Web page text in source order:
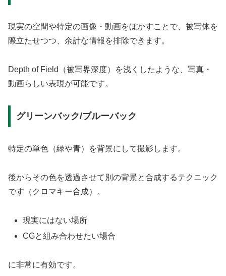
現実の空間や特定の画像・動画をぼかすことで、被写体を
際立たせつつ、余計な情報を排除できます。
Depth of Field（被写界深度）を浅くしたような、写真・
動画らしい表現が可能です。
グリーンバック/ブルーバック
特定の単色（緑や青）を背景にして撮影します。
後からその色を透過させて別の背景と合成するテクニック
です（クロマキー合成）。
現実にはない場所
CGと組み合わせたい場合
に非常に有効です。